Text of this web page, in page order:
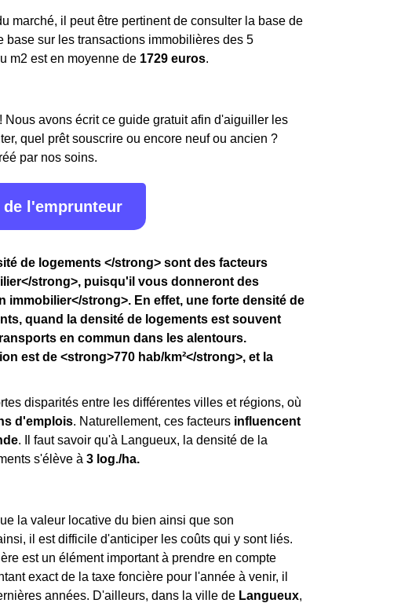
marché, il peut être pertinent de consulter la base de
base sur les transactions immobilières des 5
m2 est en moyenne de 1729 euros.
avons écrit ce guide gratuit afin d'aiguiller les
quel prêt souscrire ou encore neuf ou ancien ?
par nos soins.
de l'emprunteur
de logements </strong> sont des facteurs
strong>, puisqu'il vous donneront des
strong>. En effet, une forte densité de
quand la densité de logements est souvent
en commun dans les alentours.
est de <strong>770 hab/km²</strong>, et la
disparités entre les différentes villes et régions, où
d'emplois. Naturellement, ces facteurs influencent
. Il faut savoir qu'à Langueux, la densité de la
s'élève à 3 log./ha.
la valeur locative du bien ainsi que son
il est difficile d'anticiper les coûts qui y sont liés.
est un élément important à prendre en compte
exact de la taxe foncière pour l'année à venir, il
années. D'ailleurs, dans la ville de Langueux,